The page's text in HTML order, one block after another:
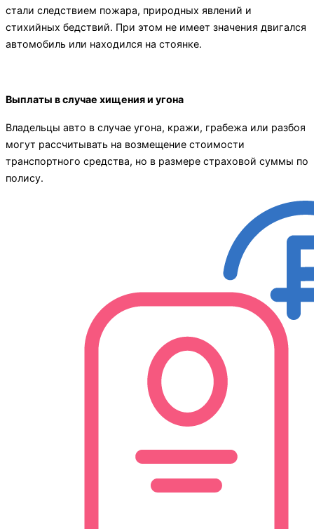
стали следствием пожара, природных явлений и
стихийных бедствий. При этом не имеет значения двигался
автомобиль или находился на стоянке.
Выплаты в случае хищения и угона
Владельцы авто в случае угона, кражи, грабежа или разбоя
могут рассчитывать на возмещение стоимости
транспортного средства, но в размере страховой суммы по
полису.